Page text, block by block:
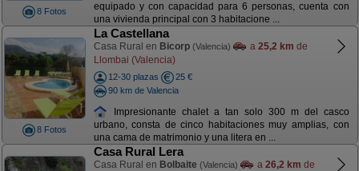
8 Fotos
equipado y con capacidad para 6 personas, cuenta con
una vivienda principal con 3 habitacione ...
8 Fotos
La Castellana
Casa Rural en Bicorp (Valencia) a 25,2 km de
Llombai (Valencia)
12-30 plazas
25 €
90 km de Valencia
Impresionante chalet a tan solo 300 m del casco
urbano, consta de cinco habitaciones muy amplias, con
una cama de matrimonio y una litera en ...
Casa Rural Lera
Casa Rural en Bolbaite (Valencia) a 26,2 km de